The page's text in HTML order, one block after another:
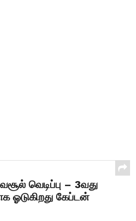
வெடிப்பு – 3வது
ஓடுகிறது கேப்டன்